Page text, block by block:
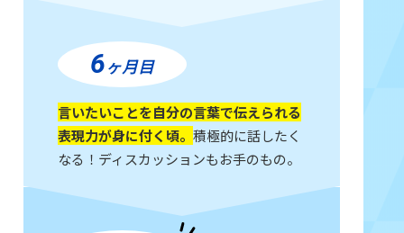
6ヶ月目
言いたいことを自分の言葉で伝えられる
表現力が身に付く頃。 積極的に話したく
なる！ディスカッションもお手のもの。